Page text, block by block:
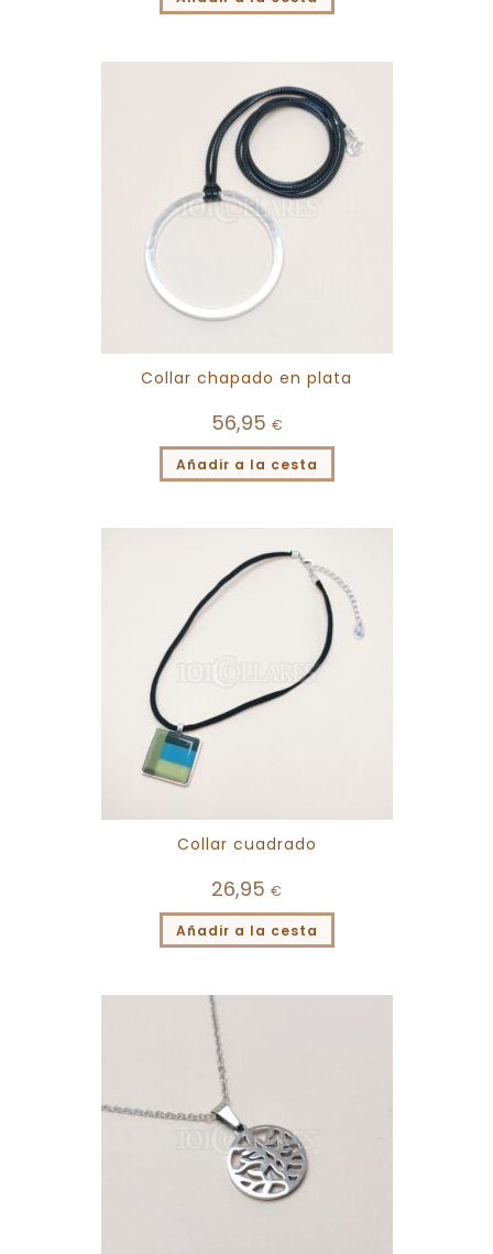
Collar chapado en plata
56,95 €
Añadir a la cesta
Collar cuadrado
26,95 €
Añadir a la cesta